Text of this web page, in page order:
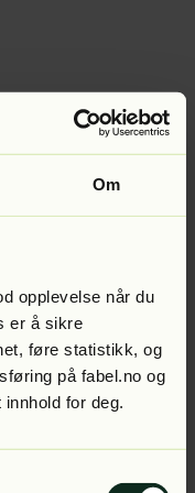
Om
opplevelse når du
er å sikre
føre statistikk, og
på fabel.no og
for deg.